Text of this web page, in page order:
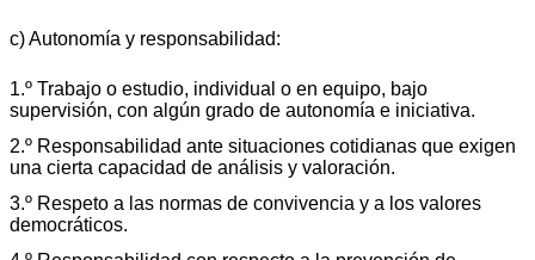
c) Autonomía y responsabilidad:
1.º Trabajo o estudio, individual o en equipo, bajo
supervisión, con algún grado de autonomía e iniciativa.
2.º Responsabilidad ante situaciones cotidianas que exigen
una cierta capacidad de análisis y valoración.
3.º Respeto a las normas de convivencia y a los valores
democráticos.